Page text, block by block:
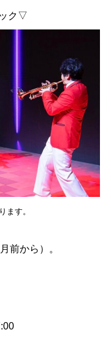
ク▽
ます。
前から）。